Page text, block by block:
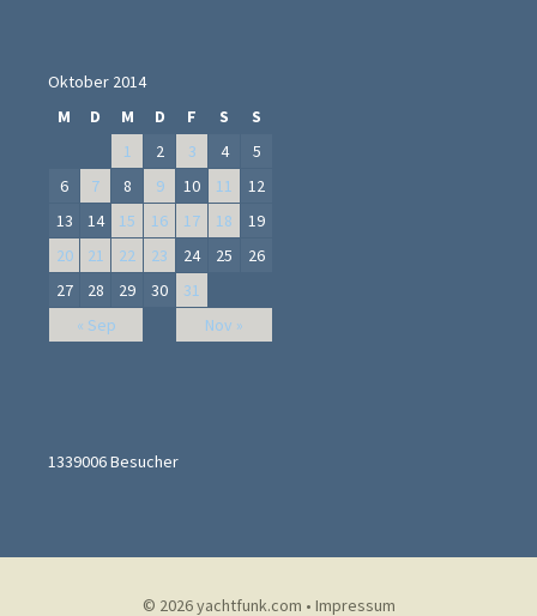
Oktober 2014
M
D M D F S S
« Sep Nov »
1 2 3 4
5
6
7 8 9 10 11
12
13
14 15 16 17 18
19
20
21 22 23 24 25
26
27
28 29 30 31
1339006Besucher
© 2026yachtfunk.com • Impressum